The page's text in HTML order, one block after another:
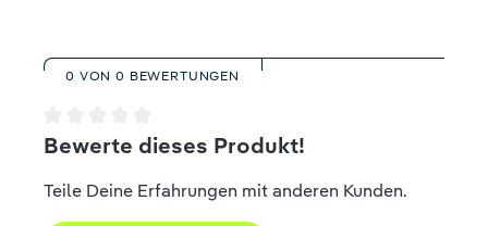
0 VON 0 BEWERTUNGEN
Durchschnittliche Bewertung von 0 von 5 Sternen
Bewerte dieses Produkt!
Teile Deine Erfahrungen mit anderen Kunden.